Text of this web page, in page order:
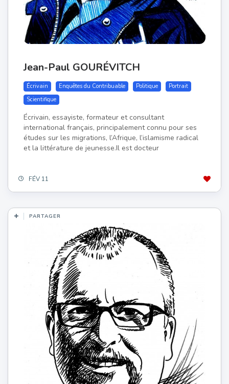
Jean-Paul GOURÉVITCH
Écrivain Enquêtes du Contribuable Politique
Portrait
Scientifique
Écrivain, essayiste, formateur et consultant
international français, principalement connu pour ses
études sur les migrations, l’Afrique, l’islamisme radical
et la littérature de jeunesse.Il est docteur
FÉV 11
PARTAGER